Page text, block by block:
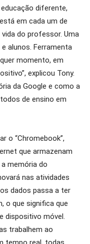
diferente,
em cada um de
do professor. Uma
alunos. Ferramenta
momento, em
explicou Tony.
da Google e como a
de ensino em
o “Chromebook”,
que armazenam
memória do
nas atividades
dados passa a ter
o que significa que
dispositivo móvel.
trabalhem ao